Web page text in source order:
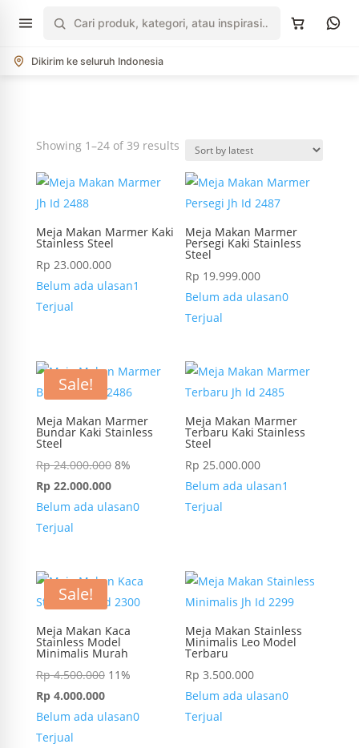
Cari
Dikirim ke seluruh Indonesia
Showing 1–24 of 39 resultsSorted
latest
Meja Makan Marmer Kaki
Stainless Steel
Rp 23.000.000
Belum ada ulasan1
Terjual
Meja Makan Marmer
Persegi Kaki Stainless
Steel
Rp 19.999.000
Belum ada ulasan0
Terjual
Sale!
Meja Makan Marmer
Bundar Kaki Stainless
Steel
Rp24.000.000 8%
Rp22.000.000
Belum ada ulasan0
Terjual
Meja Makan Marmer
Terbaru Kaki Stainless
Steel
Rp 25.000.000
Belum ada ulasan1
Terjual
Sale!
Meja Makan Kaca
Stainless Model
Minimalis Murah
Rp4.500.000 11%
Rp4.000.000
Belum ada ulasan0
Terjual
Meja Makan Stainless
Minimalis Leo Model
Terbaru
Rp 3.500.000
Belum ada ulasan0
Terjual